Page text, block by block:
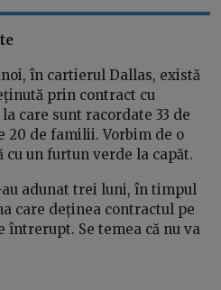
în cartierul Dallas, există
prin contract cu
care sunt racordate 33 de
20 de familii. Vorbim de o
un furtun verde la capăt.
adunat trei luni, în timpul
care deținea contractul pe
întrerupt. Se temea că nu va